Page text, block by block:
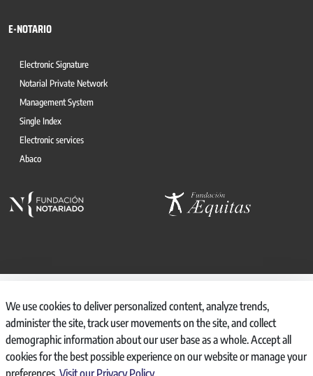
E-NOTARIO
Electronic Signature
Notarial Private Network
Management System
Single Index
Electronic services
Abaco
CANAL INTERNO DE INFORMACIÓN
REGISTRO DE ACTIVIDADES DE TRATAMIENTO
AVISO LEGAL
POLÍTICA DE PRIVACIDAD
We use cookies to deliver personalized content, analyze trends,
administer the site, track user movements on the site, and collect
demographic information about our user base as a whole. Accept all
cookies for the best possible experience on our website or manage your
preferences. Visit our Privacy Policy